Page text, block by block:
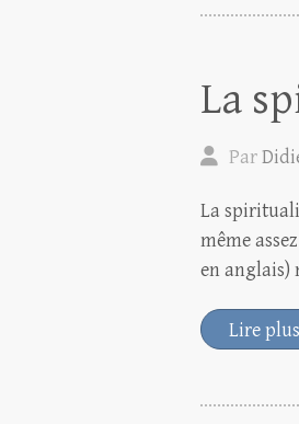
La
Par
La
même
en anglais)
Lire plus